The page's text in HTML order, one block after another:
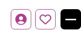
Inloggen